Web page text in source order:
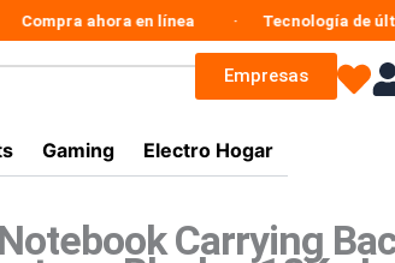
ahora en línea Tecnología de última
Empresas
Gaming Electro Hogar
Carrying